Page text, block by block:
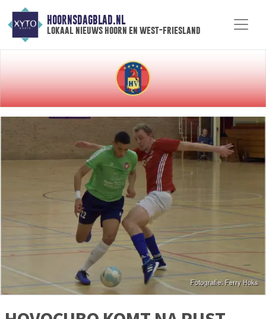
HOORNSDAGBLAD.NL
lokaal nieuws hoorn en west-friesland